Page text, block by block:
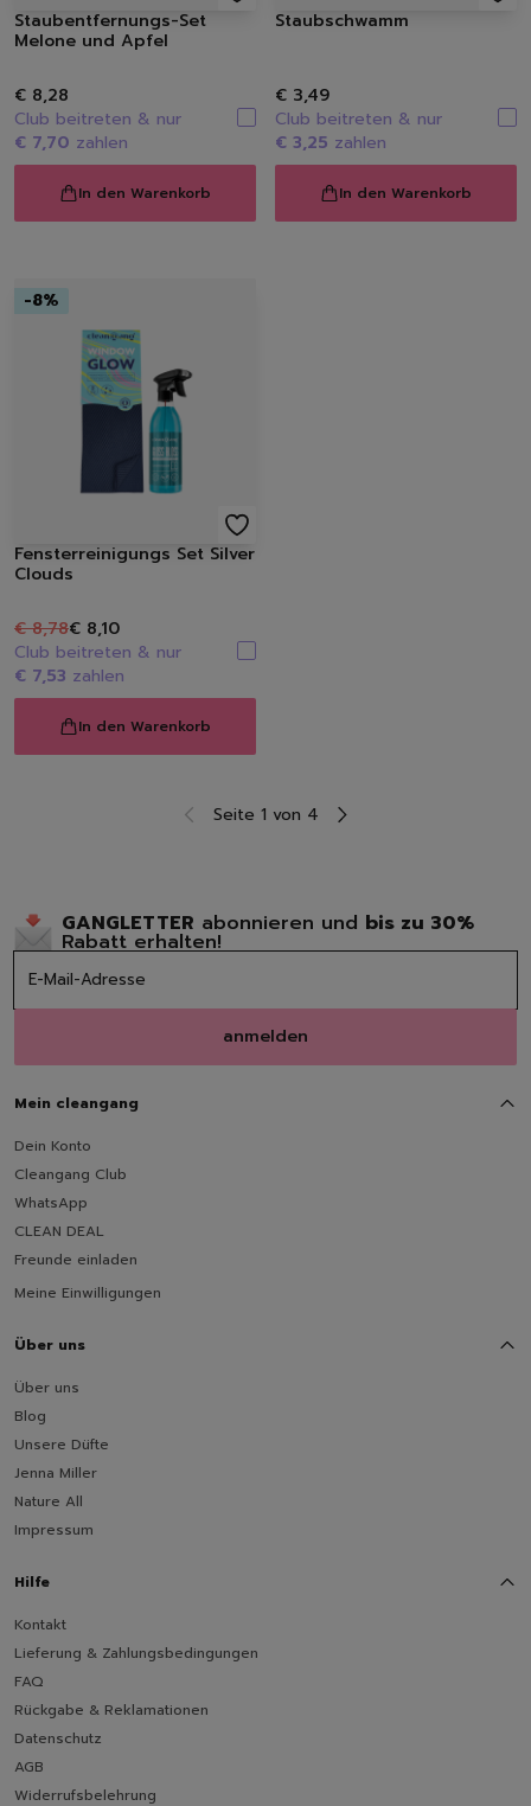
Staubentfernungs-Set
Melone und Apfel
€ 8,28
Club beitreten & nur
€ 7,70 zahlen
In den Warenkorb
Staubschwamm
€ 3,49
Club beitreten & nur
€ 3,25 zahlen
In den Warenkorb
-8%
Fensterreinigungs Set Silver
Clouds
€ 8,78€ 8,10
Club beitreten & nur
€ 7,53 zahlen
In den Warenkorb
Seite 1 von 4
GANGLETTER abonnieren und bis zu 30%
Rabatt erhalten!
anmelden
Mein cleangang
Dein Konto
Cleangang Club
WhatsApp
CLEAN DEAL
Freunde einladen
Meine Einwilligungen
Über uns
Über uns
Blog
Unsere Düfte
Jenna Miller
Nature All
Impressum
Hilfe
Kontakt
Lieferung & Zahlungsbedingungen
FAQ
Rückgabe & Reklamationen
Datenschutz
AGB
Widerrufsbelehrung